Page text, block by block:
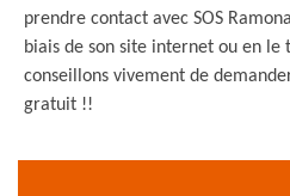
prendre contact avec SOS
biais de son site internet ou en le
conseillons vivement de
gratuit !!